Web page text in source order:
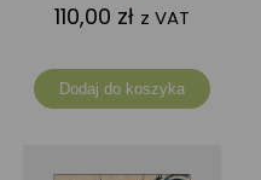
110,00 zł z VAT
Dodaj do koszyka